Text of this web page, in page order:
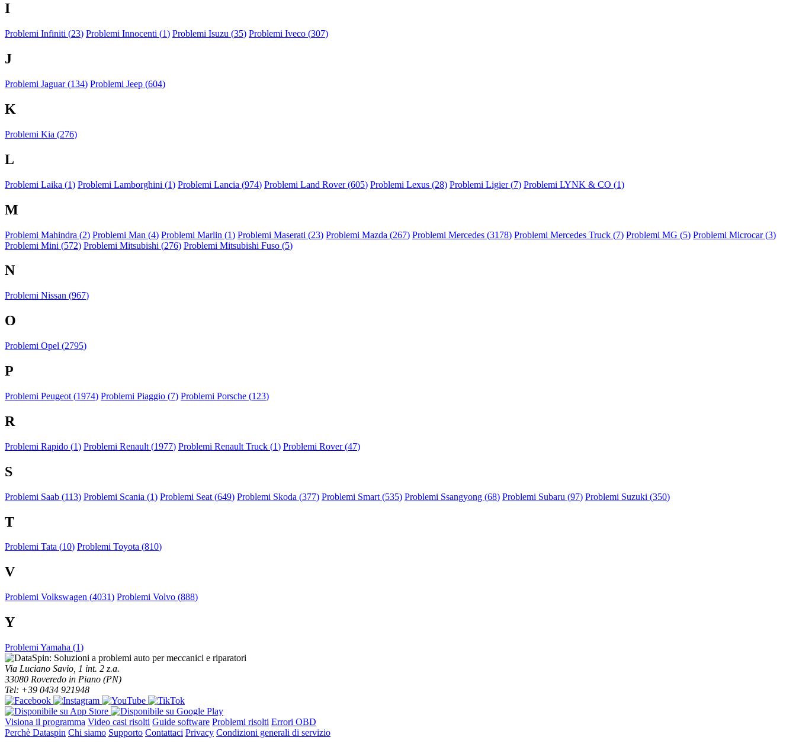
I
Problemi Infiniti (23) Problemi Innocenti (1) Problemi Isuzu (35) Problemi Iveco (307)
J
Problemi Jaguar (134) Problemi Jeep (604)
K
Problemi Kia (276)
L
Problemi Laika (1) Problemi Lamborghini (1) Problemi Lancia (974) Problemi Land Rover (605) Problemi Lexus (28) Problemi Ligier (7) Problemi LYNK & CO (1)
M
Problemi Mahindra (2) Problemi Man (4) Problemi Marlin (1) Problemi Maserati (23) Problemi Mazda (267) Problemi Mercedes (3178) Problemi Mercedes Truck (7) Problemi MG (5) Problemi Microcar (3)
Problemi Mini (572) Problemi Mitsubishi (276) Problemi Mitsubishi Fuso (5)
N
Problemi Nissan (967)
O
Problemi Opel (2795)
P
Problemi Peugeot (1974) Problemi Piaggio (7) Problemi Porsche (123)
R
Problemi Rapido (1) Problemi Renault (1977) Problemi Renault Truck (1) Problemi Rover (47)
S
Problemi Saab (113) Problemi Scania (1) Problemi Seat (649) Problemi Skoda (377) Problemi Smart (535) Problemi Ssangyong (68) Problemi Subaru (97) Problemi Suzuki (350)
T
Problemi Tata (10) Problemi Toyota (810)
V
Problemi Volkswagen (4031) Problemi Volvo (888)
Y
Problemi Yamaha (1)
Via Luciano Savio, 1 int. 2 z.a.
33080 Roveredo in Piano (PN)
Tel: +39 0434 921948
Visiona il programma Video casi risolti Guide software Problemi risolti Errori OBD
Perchè Dataspin Chi siamo Supporto Contattaci Privacy Condizioni generali di servizio